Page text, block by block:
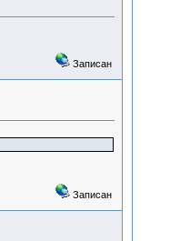
Записан
Записан